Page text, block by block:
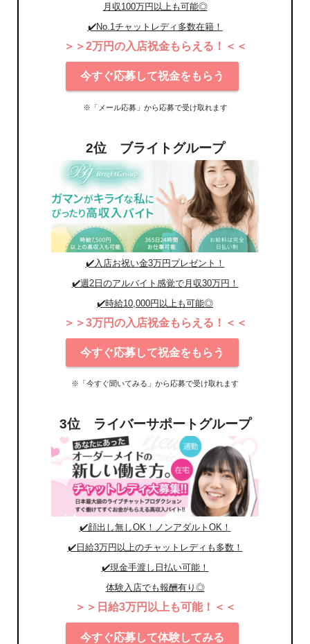
月収100万円以上も可能◎
✔️No.1チャットレディ多数在籍！
＞＞2万円の入店祝金もらえる！＜＜
今すぐ応募して祝金をもらう
※「メール応募」から応募で受け取れます
2位 ブライトグループ
✔️入店お祝い金3万円プレゼント！
✔️週2日のアルバイト感覚で月収30万円！
✔️時給10,000円以上も可能◎
＞＞3万円の入店祝金もらえる！＜＜
今すぐ応募して祝金をもらう
※「今すぐ聞いてみる」から応募で受け取れます
3位 ライバーサポートグループ
✔️顔出し無しOK！ノンアダルトOK！
✔️日給3万円以上のチャットレディも多数！
✔️現金手渡し日払い可能！
体験入店でも報酬有り◎
＞＞日給3万円以上も可能！＜＜
今すぐ応募して体験してみる